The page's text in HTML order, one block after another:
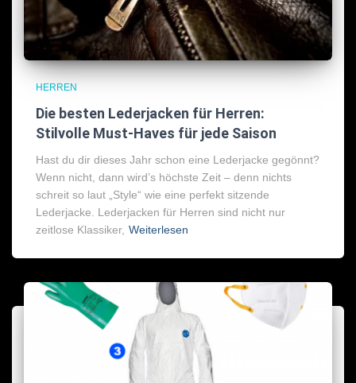
HERREN
Die besten Lederjacken für Herren:
Stilvolle Must-Haves für jede Saison
Hast du dir dieses Jahr schon eine Lederjacke gegönnt?
Wenn nicht, dann wird’s höchste Zeit – denn nichts
schreit so laut „Style“ wie eine perfekt sitzende
Lederjacke. Lederjacken für Herren sind nicht nur
zeitlose Klassiker, Weiterlesen